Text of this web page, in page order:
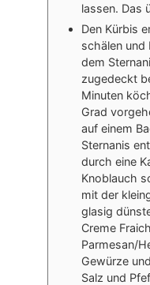
lassen. Das
Den Kürbis
schälen und
dem
zugedeckt
Minuten
Grad
auf einem
Sternanis
durch eine
Knoblauch
mit der
glasig
Creme
Parmesan/
Gewürze
Salz und